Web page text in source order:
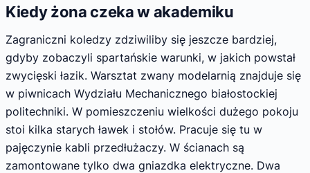
Kiedy żona czeka w akademiku
Zagraniczni koledzy zdziwiliby się jeszcze bardziej,
gdyby zobaczyli spartańskie warunki, w jakich powstał
zwycięski łazik. Warsztat zwany modelarnią znajduje się
w piwnicach Wydziału Mechanicznego białostockiej
politechniki. W pomieszczeniu wielkości dużego pokoju
stoi kilka starych ławek i stołów. Pracuje się tu w
pajęczynie kabli przedłużaczy. W ścianach są
zamontowane tylko dwa gniazdka elektryczne. Dwa